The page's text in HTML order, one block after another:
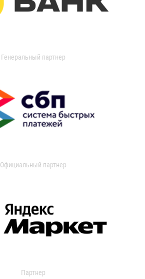
Генеральный партнер
Официальный партнер
Партнер